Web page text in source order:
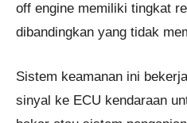
off engine memiliki tingkat
dibandingkan yang tidak
Sistem keamanan ini
sinyal ke ECU kendaraan